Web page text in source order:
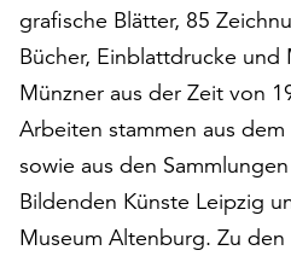
steht
Ihnen
am
Ende
der
Seite
die
Schaltfläche
grafische Blätter, 85
Bücher, Einblattdrucke
Münzner aus der Zeit von
Arbeiten stammen aus dem
sowie aus den
Bildenden Künste Leipzig
Museum Altenburg. Zu